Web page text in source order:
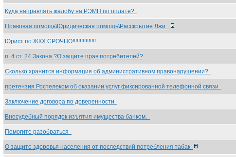
Куда направлять жалобу на РЭМП по оплате?
Правовая помощь\Юридическая помощь\Расскрытие Лжи.
Юрист по ЖКХ СРОЧНО!!!!!!!!!!!!!!!!
п. 4 ст. 24 Закона ?О защите прав потребителей?
Сколько хранится информация об административном правонарушении?
претензия Ростелеком об оказании услуг фиксированной телефонной связи
Заключение договора по доверенности
Внесудебный порядок изъятия имущества банком.
Помогите разобраться
О защите здоровья населения от последствий потребления табак